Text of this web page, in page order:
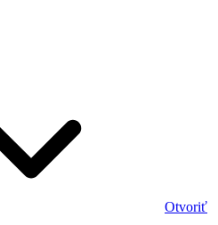
Otvoriť